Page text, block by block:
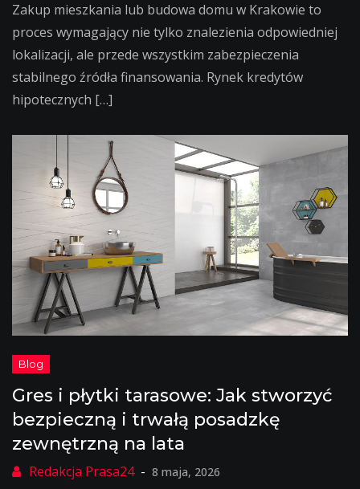
Zakup mieszkania lub budowa domu w Krakowie to
proces wymagający nie tylko znalezienia odpowiedniej
lokalizacji, ale przede wszystkim zabezpieczenia
stabilnego źródła finansowania. Rynek kredytów
hipotecznych […]
Gres i płytki tarasowe: Jak stworzyć
bezpieczną i trwałą posadzkę
zewnętrzną na lata
8 maja, 2026